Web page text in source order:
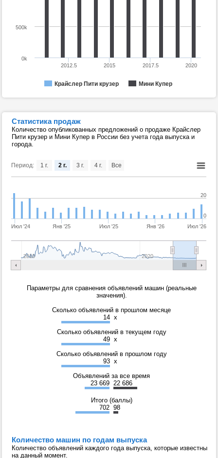
Крайслер Пити крузер Мини Купер
2012.5 2015 2017.5 2020
0k
500k
Статистика продаж
Количество опубликованных предложений о продаже Крайслер
Пити крузер и Мини Купер в России без учета года выпуска и
города.
Период:
Июл '24 Янв '25 Июл '25 Янв '26 Июл '26
2010 2020
0
20
1 г. 2 г. 3 г. 4 г. Все
Параметры для сравнения объявлений машин (реальные
значения).
Сколько объявлений в прошлом месяце
14 x
Сколько объявлений в текущем году
49 x
Сколько объявлений в прошлом году
93 x
Объявлений за все время
23 669 22 686
Итого (баллы)
702 98
Количество машин по годам выпуска
Количество объявлений каждого года выпуска, которые известны
на данный момент.